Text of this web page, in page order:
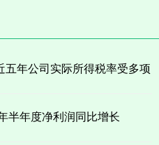
年公司实际所得税率受多项
半年度净利润同比增长